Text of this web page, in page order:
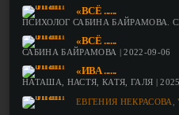
«ВСЁ ......
ПСИХОЛОГ САБИНА БАЙРАМОВА.
«ВСЁ ......
САБИНА БАЙРАМОВА | 2022-09-06
«ИВА ......
НАТАША, НАСТЯ, КАТЯ, ГАЛЯ |
ЕВГЕНИЯ НЕКРАСОВА,